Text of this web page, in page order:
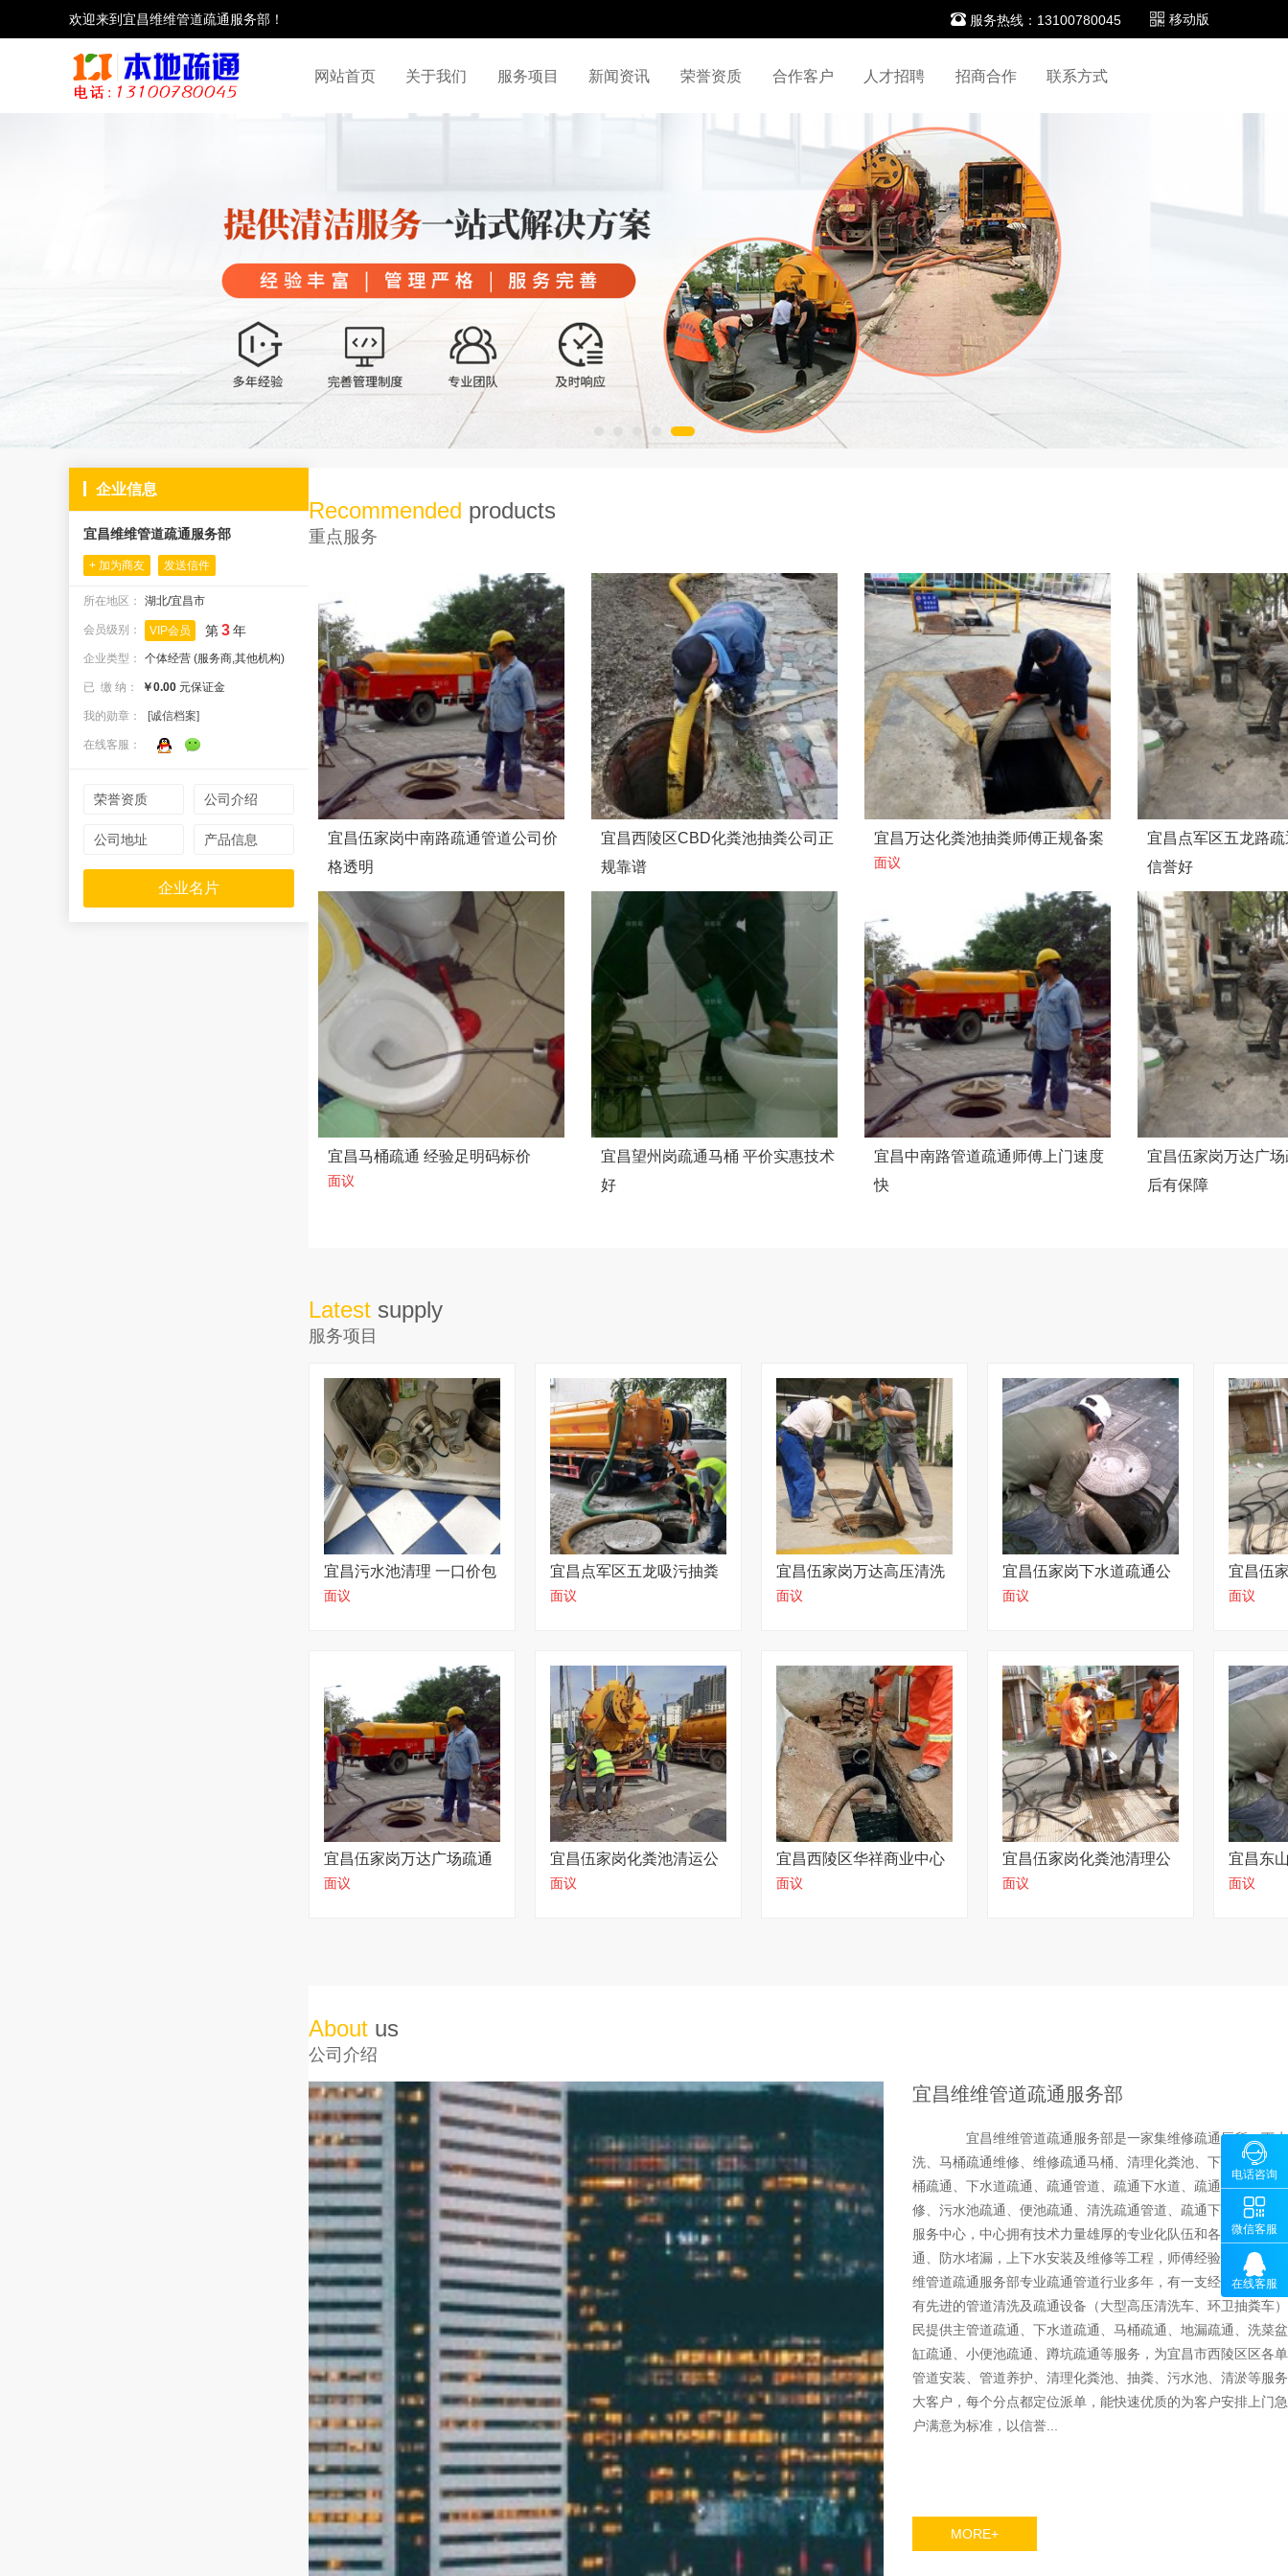
欢迎来到宜昌维维管道疏通服务部！  服务热线：13100780045 移动版
网站首页 关于我们 服务项目 新闻资讯 荣誉资质 合作客户 人才招聘 招商合作 联系方式
企业信息
宜昌维维管道疏通服务部
+ 加为商友 发送信件
所在地区： 湖北/宜昌市
会员级别： VIP会员 第3年
企业类型： 个体经营 (服务商,其他机构)
已 缴 纳： ￥0.00 元保证金
我的勋章： [诚信档案]
在线客服：
荣誉资质 公司介绍
公司地址 产品信息
企业名片
Recommended products
重点服务
宜昌伍家岗中南路疏通管道公司价
格透明
面议
宜昌西陵区CBD化粪池抽粪公司正
规靠谱
面议
宜昌万达化粪池抽粪师傅正规备案
面议
宜昌点军区五龙路
信誉好
面议
宜昌马桶疏通 经验足明码标价
面议
宜昌望州岗疏通马桶 平价实惠技术
好
宜昌中南路管道疏通师傅上门速度
快
宜昌伍家岗万达广
后有保障
Latest supply
服务项目
宜昌污水池清理 一口价包
干无隐形消费
面议
宜昌点军区五龙吸污抽粪
师傅上门速度快
面议
宜昌伍家岗万达高压清洗
管道公司一口价包干
面议
宜昌伍家岗下水道疏通公
司明码标价
面议
宜昌伍
道公司
面议
宜昌伍家岗万达广场疏通
管道不乱收费
面议
宜昌伍家岗化粪池清运公
司那家好
面议
宜昌西陵区华祥商业中心
污水池清淤师傅专业靠谱
面议
宜昌伍家岗化粪池清理公
司技术过硬
面议
宜昌东
道堵塞
面议
About us
公司介绍
宜昌维维管道疏通服务部
宜昌维维管道疏通服务部是一家集维修疏通厕所、下水
洗、马桶疏通维修、维修疏通马桶、清理化粪池、下水道管道
桶疏通、下水道疏通、疏通管道、疏通下水道、疏通打捞物品
修、污水池疏通、便池疏通、清洗疏通管道、疏通下水管道、
服务中心，中心拥有技术力量雄厚的专业化队伍和各种先进机
通、防水堵漏，上下水安装及维修等工程，师傅经验丰富，
维管道疏通服务部专业疏通管道行业多年，有一支经过专门培
有先进的管道清洗及疏通设备（大型高压清洗车、环卫抽粪车
民提供主管道疏通、下水道疏通、马桶疏通、地漏疏通、洗菜
缸疏通、小便池疏通、蹲坑疏通等服务，为宜昌市西陵区区各
管道安装、管道养护、清理化粪池、抽粪、污水池、清淤等
大客户，每个分点都定位派单，能快速优质的为客户安排上门
户满意为标准，以信誉...
MORE+

电话咨询
咨询

微信客服

在线客服